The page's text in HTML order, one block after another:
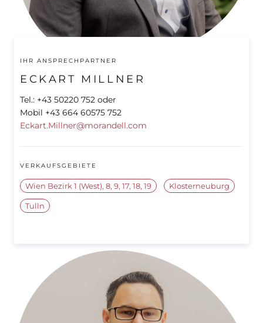
IHR ANSPRECHPARTNER
ECKART MILLNER
Tel.: +43 50220 752 oder
Mobil +43 664 60575 752
Eckart.Millner@morandell.com
VERKAUFSGEBIETE
Wien Bezirk 1 (West), 8, 9, 17, 18, 19 Klosterneuburg
Tulln